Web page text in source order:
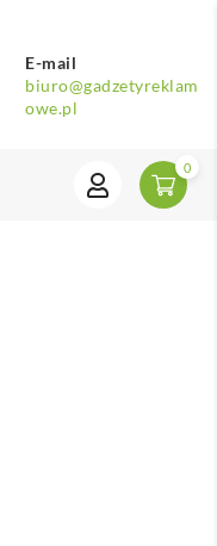
E-mail
biuro@gadzetyreklam
owe.pl
0